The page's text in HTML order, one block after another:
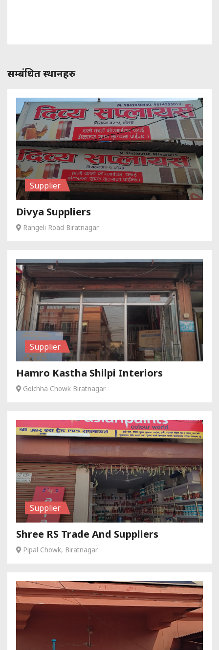
सम्बंधित स्थानहरु
Supplier
Divya Suppliers
Rangeli Road Biratnagar
Supplier
Hamro Kastha Shilpi Interiors
Golchha Chowk Biratnagar
Supplier
Shree RS Trade And Suppliers
Pipal Chowk, Biratnagar